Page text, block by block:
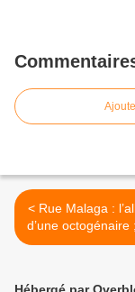
< Rue Malaga : l’allégresse
d’une octogénaire
cinéma !!!